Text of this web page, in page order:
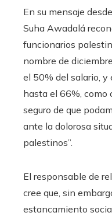
En su mensaje
Suha Awadalá
funcionarios
nombre de
el 50% del salario,
hasta el 66%,
seguro de que
ante la dolorosa
palestinos”.
El responsable de
cree que, sin
estancamiento